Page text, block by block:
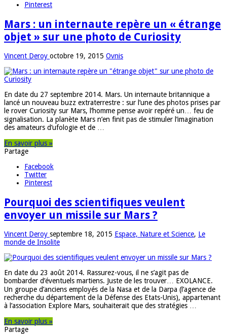
Pinterest
Mars : un internaute repère un « étrange
objet » sur une photo de Curiosity
Vincent Deroy octobre 19, 2015 Ovnis
En date du 27 septembre 2014. Mars. Un internaute britannique a
lancé un nouveau buzz extraterrestre : sur l’une des photos prises par
le rover Curiosity sur Mars, l’homme pense avoir repéré un… feu de
signalisation. La planète Mars n’en finit pas de stimuler l’imagination
des amateurs d’ufologie et de …
En savoir plus »
Partage
Facebook
Twitter
Pinterest
Pourquoi des scientifiques veulent
envoyer un missile sur Mars ?
Vincent Deroy septembre 18, 2015 Espace, Nature et Science, Le
monde de Insolite
En date du 23 août 2014. Rassurez-vous, il ne s’agit pas de
bombarder d’éventuels martiens. Juste de les trouver… EXOLANCE.
Un groupe d’anciens employés de la Nasa et de la Darpa (l’agence de
recherche du département de la Défense des Etats-Unis), appartenant
à l’association Explore Mars, souhaiterait que des stratégies …
En savoir plus »
Partage